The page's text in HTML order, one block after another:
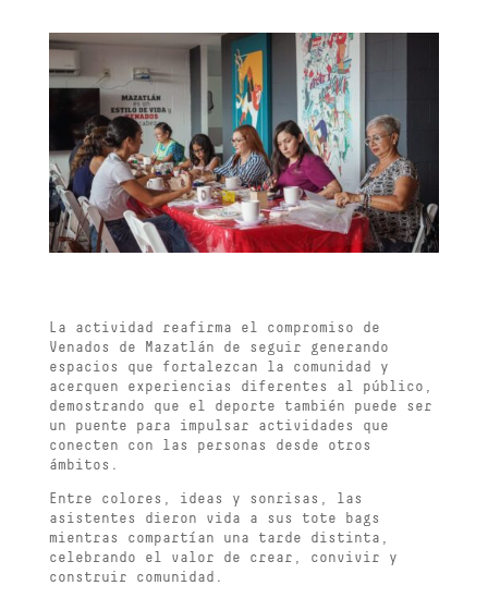
La actividad reafirma el compromiso de
Venados de Mazatlán de seguir generando
espacios que fortalezcan la comunidad y
acerquen experiencias diferentes al público,
demostrando que el deporte también puede ser
un puente para impulsar actividades que
conecten con las personas desde otros
ámbitos.
Entre colores, ideas y sonrisas, las
asistentes dieron vida a sus tote bags
mientras compartían una tarde distinta,
celebrando el valor de crear, convivir y
construir comunidad.